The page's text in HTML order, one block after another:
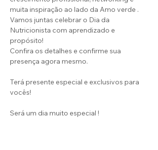
muita inspiração ao lado da Amo verde .
Vamos juntas celebrar o Dia da
Nutricionista com aprendizado e
propósito!
Confira os detalhes e confirme sua
presença agora mesmo.
Terá presente especial e exclusivos para
vocês!
Será um dia muito especial !